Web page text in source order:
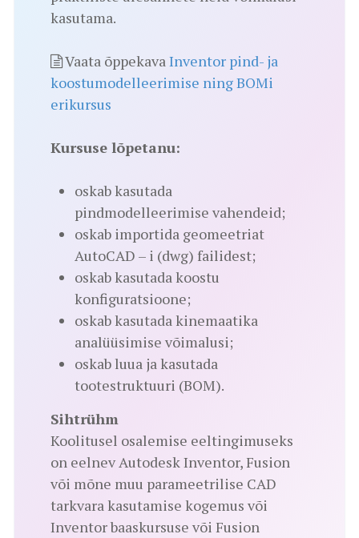
kasutama.
Vaata õppekavaInventor pind- ja
koostumodelleerimise ning BOMi
erikursus
Kursuse lõpetanu:
oskab kasutada
pindmodelleerimise vahendeid;
oskab importida geomeetriat
AutoCAD – i (dwg) failidest;
oskab kasutada koostu
konfiguratsioone;
oskab kasutada kinemaatika
analüüsimise võimalusi;
oskab luua ja kasutada
tootestruktuuri (BOM).
Sihtrühm
Koolitusel osalemise eeltingimuseks
on eelnev Autodesk Inventor, Fusion
või mõne muu parameetrilise CAD
tarkvara kasutamise kogemus või
Inventor baaskursuse või Fusion